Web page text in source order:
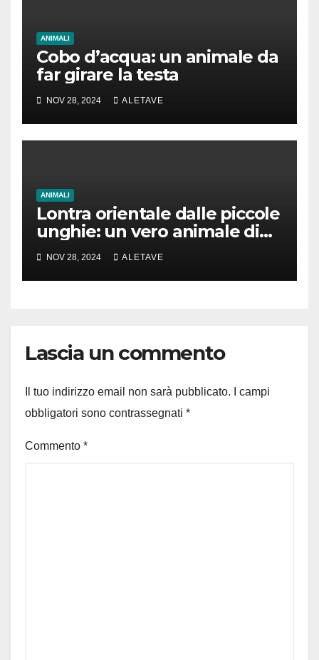
ANIMALI
Cobo d’acqua: un animale da
far girare la testa
NOV 28, 2024 ALETAVE
ANIMALI
Lontra orientale dalle piccole
unghie: un vero animale di
cui parlare
NOV 28, 2024 ALETAVE
Lascia un commento
Il tuo indirizzo email non sarà pubblicato.
I campi
obbligatori sono contrassegnati *
Commento *